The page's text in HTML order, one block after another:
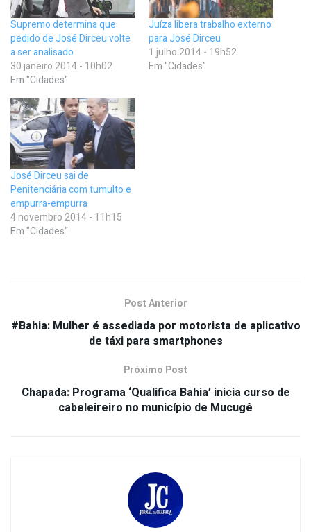
Supremo determina que
pedido de José Dirceu volte
a ser analisado
30 janeiro 2014 - 10h02
Em "Cidades"
Juíza libera trabalho externo
para José Dirceu
1 julho 2014 - 19h52
Em "Cidades"
José Dirceu sai de
Penitenciária com tumulto e
empurra-empurra
4 novembro 2014 - 11h15
Em "Cidades"
Post Anterior
#Bahia: Mulher é assediada por motorista de aplicativo
de táxi para smartphones
Próximo Post
Chapada: Programa ‘Qualifica Bahia’ inicia curso de
cabeleireiro no município de Mucugê